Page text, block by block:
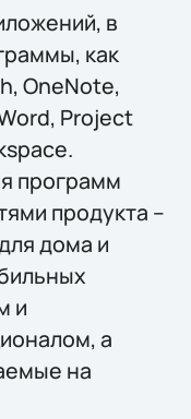
в
как
OneNote,
Project
программ
продукта –
дома и
и
а
на